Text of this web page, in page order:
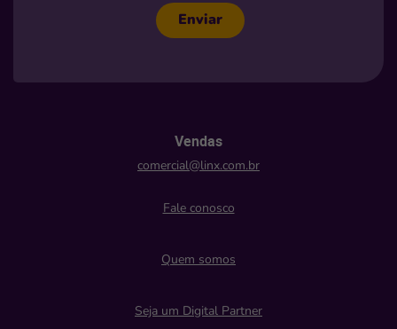
Enviar
Vendas
comercial@linx.com.br
Fale conosco
Quem somos
Seja um Digital Partner